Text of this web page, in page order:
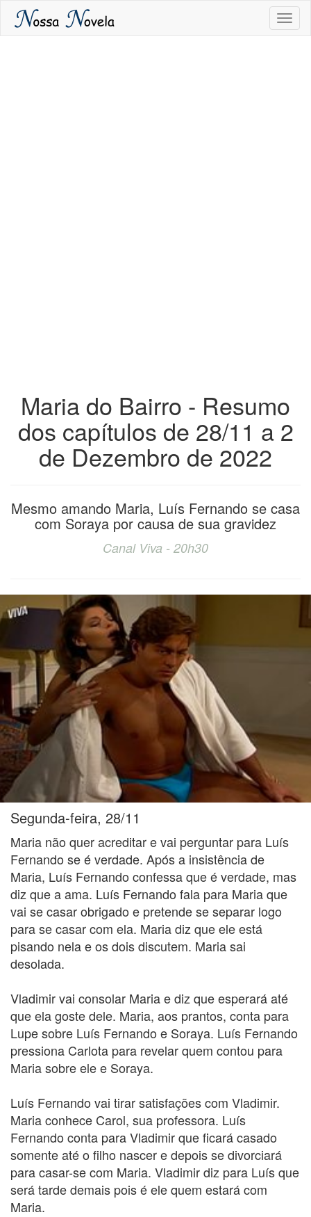
Maria do Bairro - Resumo
dos capítulos de 28/11 a 2
de Dezembro de 2022
Mesmo amando Maria, Luís Fernando se casa
com Soraya por causa de sua gravidez
Canal Viva - 20h30
Segunda-feira, 28/11
Maria não quer acreditar e vai perguntar para Luís
Fernando se é verdade. Após a insistência de
Maria, Luís Fernando confessa que é verdade, mas
diz que a ama. Luís Fernando fala para Maria que
vai se casar obrigado e pretende se separar logo
para se casar com ela. Maria diz que ele está
pisando nela e os dois discutem. Maria sai
desolada.
Vladimir vai consolar Maria e diz que esperará até
que ela goste dele. Maria, aos prantos, conta para
Lupe sobre Luís Fernando e Soraya. Luís Fernando
pressiona Carlota para revelar quem contou para
Maria sobre ele e Soraya.
Luís Fernando vai tirar satisfações com Vladimir.
Maria conhece Carol, sua professora. Luís
Fernando conta para Vladimir que ficará casado
somente até o filho nascer e depois se divorciará
para casar-se com Maria. Vladimir diz para Luís que
será tarde demais pois é ele quem estará com
Maria.